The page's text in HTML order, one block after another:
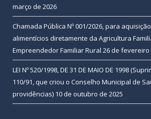
março de 2026
Chamada Pública Nº 001/2026, para
alimentícios diretamente da Agricultura
Empreendedor Familiar Rural 26 de fevereiro
LEI Nº 520/1998, DE 31 DE MAIO DE 1998
110/91, que criou o Conselho Municipal de
providências) 10 de outubro de 2025